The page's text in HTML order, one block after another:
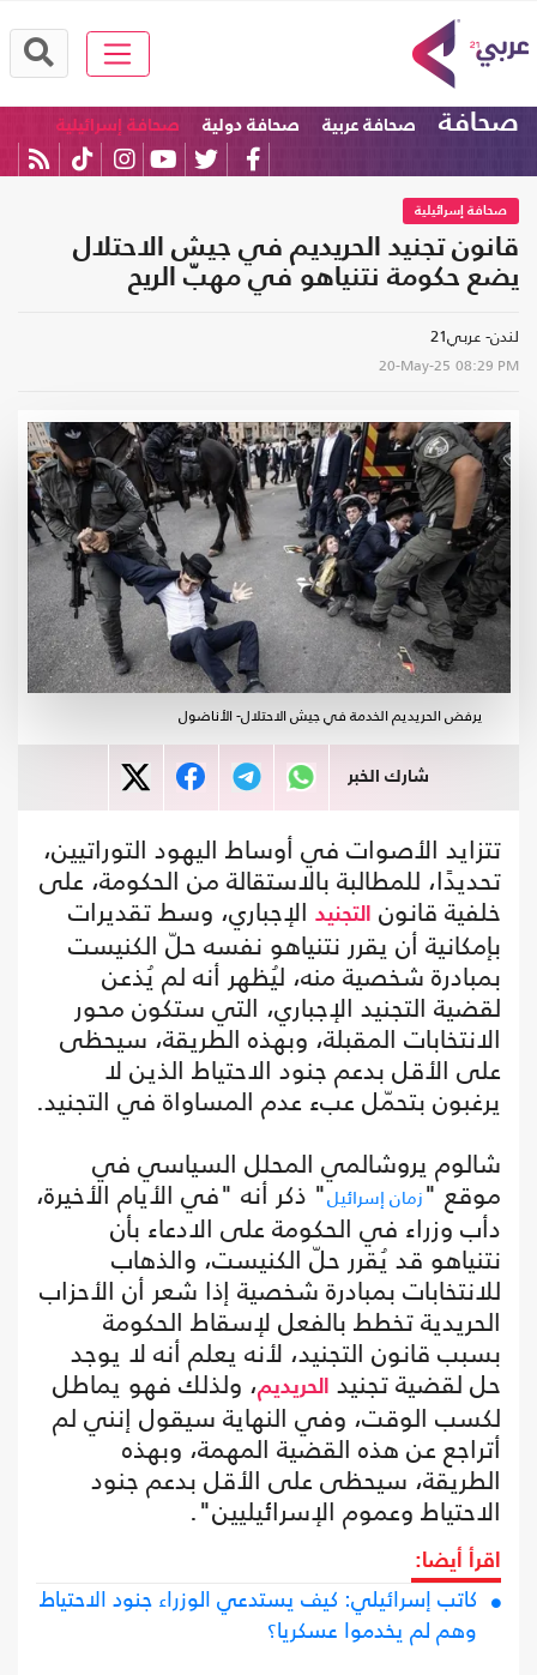
صحافة صحافة عربية صحافة دولية صحافة إسرائيلية
صحافة إسرائيلية
قانون تجنيد الحريديم في جيش الاحتلال
يضع حكومة نتنياهو في مهبّ الريح
لندن- عربي21
20-May-25 08:29 PM
يرفض الحريديم الخدمة في جيش الاحتلال- الأناضول
شارك الخبر
تتزايد الأصوات في أوساط اليهود التوراتيين،
تحديدًا، للمطالبة بالاستقالة من الحكومة، على
خلفية قانون التجنيد الإجباري، وسط تقديرات
بإمكانية أن يقرر نتنياهو نفسه حلّ الكنيست
بمبادرة شخصية منه، ليُظهر أنه لم يُذعن
لقضية التجنيد الإجباري، التي ستكون محور
الانتخابات المقبلة، وبهذه الطريقة، سيحظى
على الأقل بدعم جنود الاحتياط الذين لا
يرغبون بتحمّل عبء عدم المساواة في التجنيد.
شالوم يروشالمي المحلل السياسي في
موقع "زمان إسرائيل" ذكر أنه "في الأيام الأخيرة،
دأب وزراء في الحكومة على الادعاء بأن
نتنياهو قد يُقرر حلّ الكنيست، والذهاب
للانتخابات بمبادرة شخصية إذا شعر أن الأحزاب
الحريدية تخطط بالفعل لإسقاط الحكومة
بسبب قانون التجنيد، لأنه يعلم أنه لا يوجد
حل لقضية تجنيد الحريديم، ولذلك فهو يماطل
لكسب الوقت، وفي النهاية سيقول إنني لم
أتراجع عن هذه القضية المهمة، وبهذه
الطريقة، سيحظى على الأقل بدعم جنود
الاحتياط وعموم الإسرائيليين".
اقرأ أيضا:
كاتب إسرائيلي: كيف يستدعي الوزراء جنود الاحتياط
وهم لم يخدموا عسكريا؟